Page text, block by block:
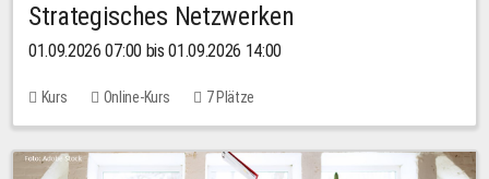
Strategisches Netzwerken
01.09.2026 07:00 bis 01.09.2026 14:00
Kurs Online-Kurs 7 Plätze